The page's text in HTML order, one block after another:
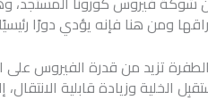
ومن هنا فإنه يؤدي دورًا
تزيد من قدرة الفيروس على
الخلية وزيادة قابلية